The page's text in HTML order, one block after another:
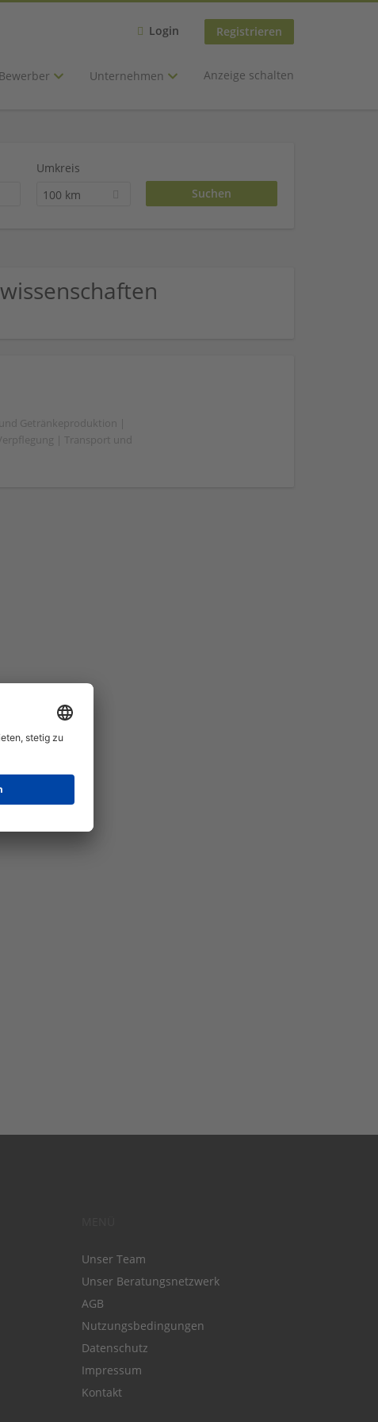
Login Registrieren
Bewerber Unternehmen Anzeige schalten
Umkreis
100 km
Getränkeproduktion |
| Transport und
Unser Team
Unser Beratungsnetzwerk
AGB
Nutzungsbedingungen
Datenschutz
Impressum
Kontakt